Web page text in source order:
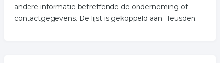
andere informatie betreffende de onderneming of
contactgegevens. De lijst is gekoppeld aan Heusden.